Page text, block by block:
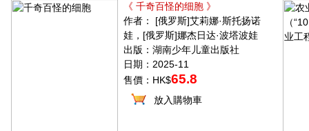
《 千奇百怪的细胞 》
作者： [俄罗斯]艾莉娜·斯托扬诺
娃，[俄罗斯]娜杰日达·波塔波娃
出版：湖南少年儿童出版社
日期：2025-11
售價：HK$65.8
放入購物車